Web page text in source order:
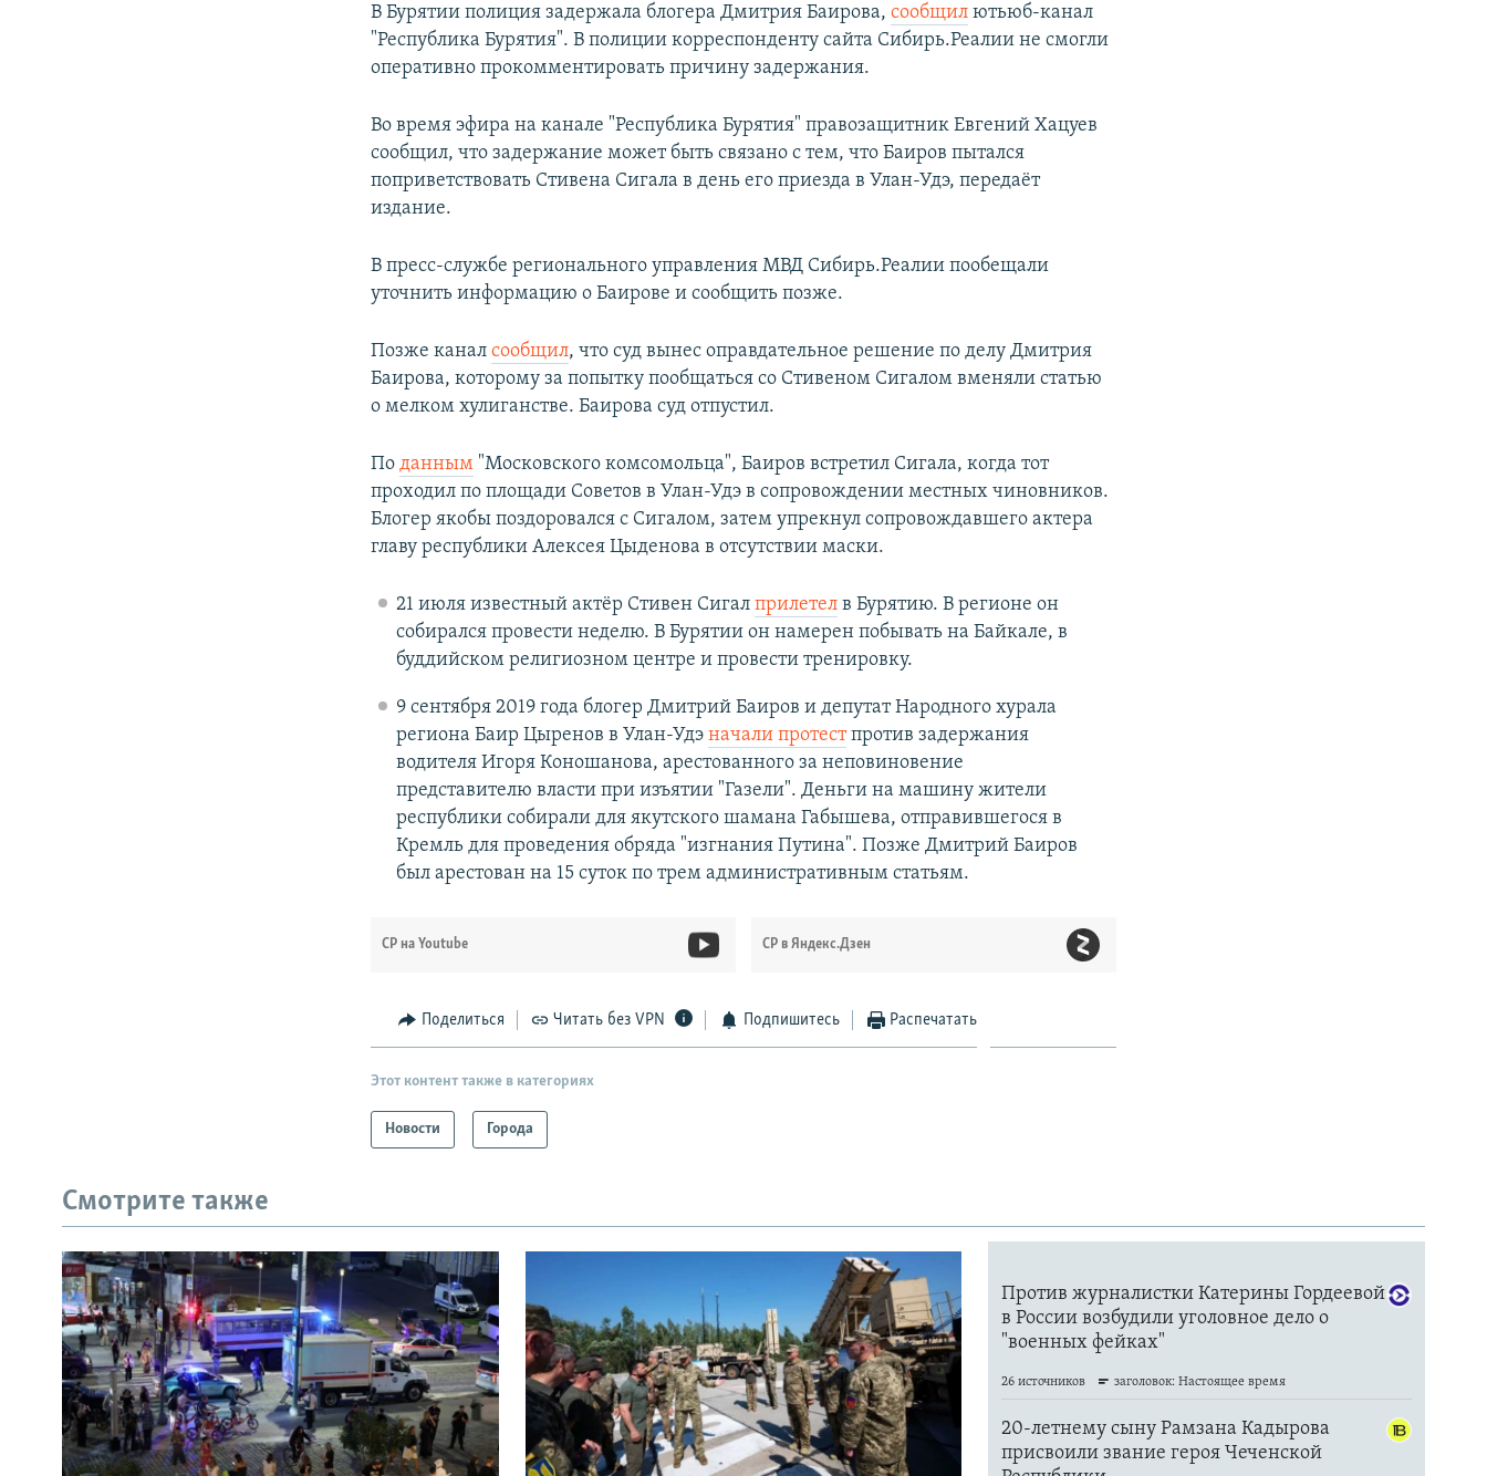
В Бурятии полиция задержала блогера Дмитрия Баирова,сообщил ютьюб-канал
"Республика Бурятия". В полиции корреспонденту сайта Сибирь.Реалии не смогли
оперативно прокомментировать причину задержания.
Во время эфира на канале "Республика Бурятия" правозащитник Евгений Хацуев
сообщил, что задержание может быть связано с тем, что Баиров пытался
поприветствовать Стивена Сигала в день его приезда в Улан-Удэ, передаёт
издание.
В пресс-службе регионального управления МВД Сибирь.Реалии пообещали
уточнить информацию о Баирове и сообщить позже.
Позже каналсообщил, что суд вынес оправдательное решение по делу Дмитрия
Баирова, которому за попытку пообщаться со Стивеном Сигалом вменяли статью
о мелком хулиганстве. Баирова суд отпустил.
Поданным "Московского комсомольца", Баиров встретил Сигала, когда тот
проходил по площади Советов в Улан-Удэ в сопровождении местных чиновников.
Блогер якобы поздоровался с Сигалом, затем упрекнул сопровождавшего актера
главу республики Алексея Цыденова в отсутствии маски.
21 июля известный актёр Стивен Сигал прилетелв Бурятию. В регионе он
собирался провести неделю. В Бурятии он намерен побывать на Байкале, в
буддийском религиозном центре и провести тренировку.
9 сентября 2019 года блогер Дмитрий Баиров и депутат Народного хурала
региона Баир Цыренов в Улан-Удэ начали протестпротив задержания
водителя Игоря Коношанова, арестованного за неповиновение
представителю власти при изъятии "Газели". Деньги на машину жители
республики собирали для якутского шамана Габышева, отправившегося в
Кремль для проведения обряда "изгнания Путина". Позже Дмитрий Баиров
был арестован на 15 суток по трем административным статьям.
СР на Youtube СР в Яндекс.Дзен
Поделиться Читать без VPN Подпишитесь Распечатать
Этот контент также в категориях
Новости Города
Смотрите также